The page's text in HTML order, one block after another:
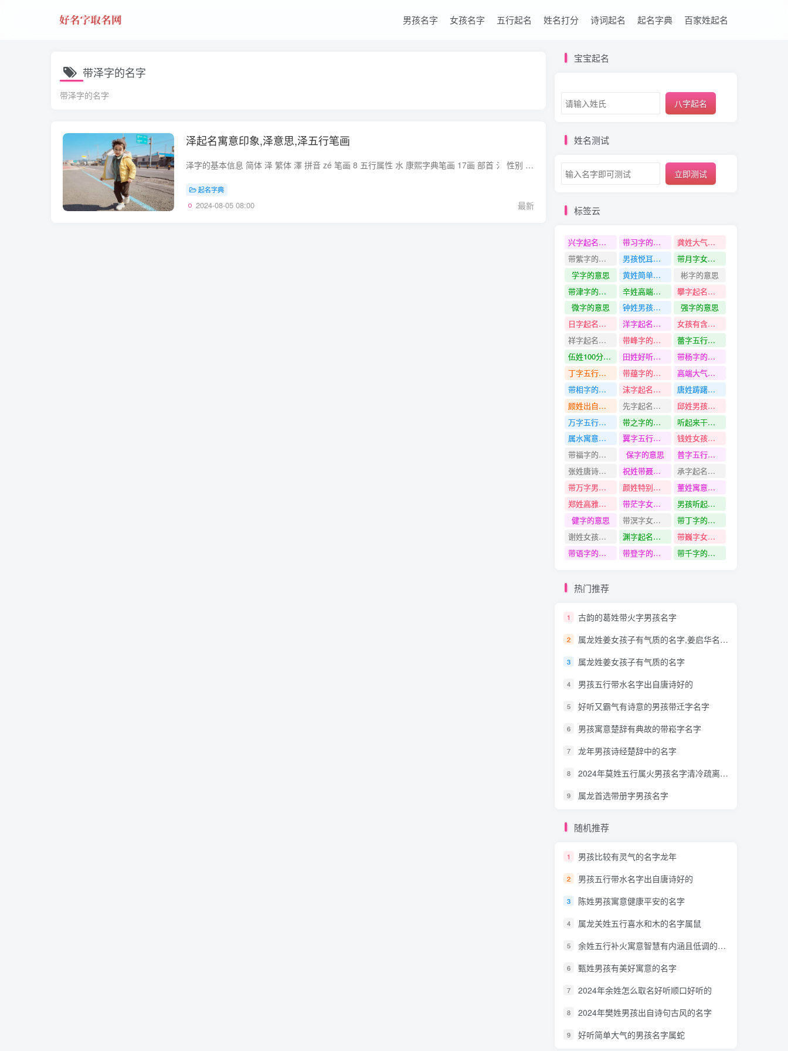
男孩名字 女孩名字 五行起名 姓名打分 诗词起名 起名字典 百家姓起名
带泽字的名字
带泽字的名字
泽起名寓意印象,泽意思,泽五行笔画
泽字的基本信息 简体 泽 繁体 澤 拼音 zé 笔画 8 五行属性 水 康熙字典笔画 17画 部首 氵 性别 男孩 泽字用作人名给人的寓意、印象是什么 泽字用作人名寓意 仁慈、光亮、恩惠、润泽，指润泽万...
起名字典
2024-08-05 08:00 最新
宝宝起名
八字起名
姓名测试
立即测试
标签云
兴字起名寓意 带习字的名字
龚姓大气文雅有涵养的名字
带紫字的名字
男孩悦耳的名字
带月字女孩名字
学字的意思
黄姓简单洋气又吉利的名字
彬字的意思
带津字的名字
辛姓高端洋气的名字
攀字起名寓意
微字的意思
钟姓男孩名字
强字的意思
日字起名寓意
洋字起名寓意
女孩有含义独特优美的名字
祥字起名寓意
带峰字的名字
蕾字五行是什么
伍姓100分生文采斐然的名字
田姓好听大气点的名字
带杨字的名字
丁字五行是什么
带蕴字的名字
高端大气有诗意的男孩名字
带相字的名字
沫字起名寓意
唐姓踌躇满志、意气奔放的名字
顾姓出自楚辞好的名字
先字起名寓意
邱姓男孩名字
万字五行是什么
带之字的名字
听起来干净的女孩名字
属水寓意又好的女孩名字
翼字五行是什么
钱姓女孩名字
带福字的名字
保字的意思
普字五行是什么
张姓唐诗宋词里寓意好的名字
祝姓带聂字名字
承字起名寓意
带万字男孩名字
颜姓特别的名字
董姓寓意好特别的名字
郑姓高雅仙气的名字
带茫字女孩名字
男孩听起来干净有诗意的名字
健字的意思
带溟字女孩名字
带丁字的名字
谢姓女孩名字
渊字起名寓意
带巍字女孩名字
带语字的名字
带登字的名字 带千字的名字
热门推荐
1 古韵的葛姓带火字男孩名字
2 属龙姓姜女孩子有气质的名字,姜启华名字测分
3 属龙姓姜女孩子有气质的名字
4 男孩五行带水名字出自唐诗好的
5 好听又霸气有诗意的男孩带迁字名字
6 男孩寓意楚辞有典故的带崧字名字
7 龙年男孩诗经楚辞中的名字
8 2024年莫姓五行属火男孩名字清冷疏离众的
9 属龙首选带册字男孩名字
随机推荐
1 男孩比较有灵气的名字龙年
2 男孩五行带水名字出自唐诗好的
3 陈姓男孩寓意健康平安的名字
4 属龙关姓五行喜水和木的名字属鼠
5 余姓五行补火寓意智慧有内涵且低调的男孩名字
6 甄姓男孩有美好寓意的名字
7 2024年余姓怎么取名好听顺口好听的
8 2024年樊姓男孩出自诗句古风的名字
9 好听简单大气的男孩名字属蛇